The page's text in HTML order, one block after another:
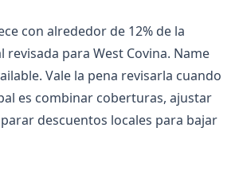
con alrededor de 12% de la
revisada para West Covina. Name
Vale la pena revisarla cuando
es combinar coberturas, ajustar
descuentos locales para bajar